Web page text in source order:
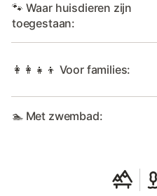
🐾 Waar huisdieren zijn
toegestaan:
👩‍👩‍👧‍👦 Voor families:
🏊 Met zwembad: